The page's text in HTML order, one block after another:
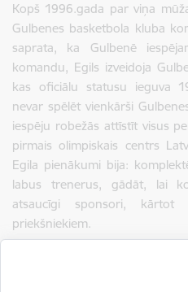
Kopš 1996.gada par viņa
Gulbenes basketbola kluba
saprata, ka Gulbenē
komandu, Egils izveidoja
kas oficiālu statusu ieguva
nevar spēlēt vienkārši
iespēju robežās attīstīt visus
pirmais olimpiskais centrs
Egila pienākumi bija:
labus trenerus, gādāt, lai
atsaucīgi sponsori,
priekšniekiem.
“Gulbenes basketbola klubs